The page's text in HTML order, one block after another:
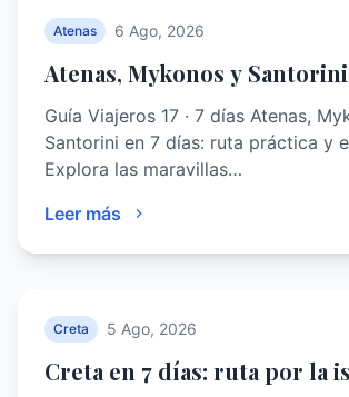
Atenas 6 Ago, 2026
Atenas, Mykonos y
Guía Viajeros 17 · 7 días Atenas,
Santorini en 7 días: ruta práctica y
Explora las maravillas…
Leer más
Creta 5 Ago, 2026
Creta en 7 días: ruta por la